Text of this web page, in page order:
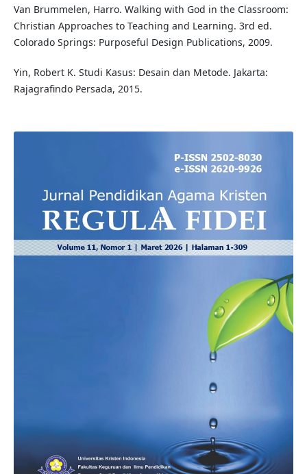
Van Brummelen, Harro. Walking with God in the Classroom:
Christian Approaches to Teaching and Learning. 3rd ed.
Colorado Springs: Purposeful Design Publications, 2009.
Yin, Robert K. Studi Kasus: Desain dan Metode. Jakarta:
Rajagrafindo Persada, 2015.